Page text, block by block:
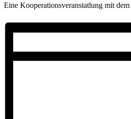
Eine Kooperationsveranstatlung mit dem